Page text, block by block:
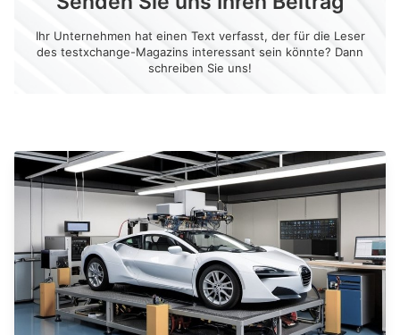
Ihr Unternehmen hat einen Text verfasst, der für die Leser
des testxchange-Magazins interessant sein könnte? Dann
schreiben Sie uns!